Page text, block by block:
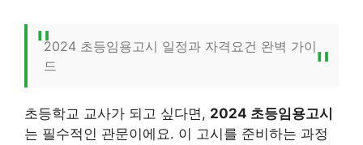
2024 초등임용고시 일정과 자격요건 완벽 가이
드
초등학교 교사가 되고 싶다면, 2024 초등임용고시
는 필수적인 관문이에요. 이 고시를 준비하는 과정